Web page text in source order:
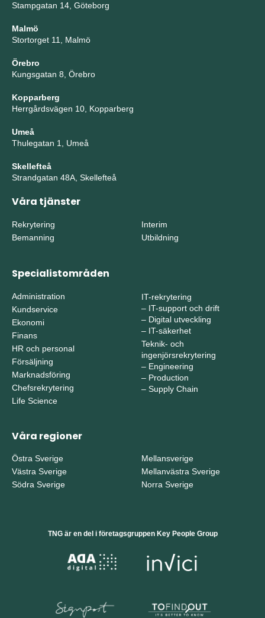
Stampgatan 14, Göteborg
Malmö
Stortorget 11, Malmö
Örebro
Kungsgatan 8, Örebro
Kopparberg
Herrgårdsvägen 10, Kopparberg
Umeå
Thulegatan 1, Umeå
Skellefteå
Strandgatan 48A, Skellefteå
Våra tjänster
Rekrytering
Bemanning
Interim
Utbildning
Specialistområden
Administration
Kundservice
Ekonomi
Finans
HR och personal
Försäljning
Marknadsföring
Chefsrekrytering
Life Science
IT-rekrytering
– IT-support och drift
– Digital utveckling
– IT-säkerhet
Teknik- och
ingenjörsrekrytering
– Engineering
– Production
– Supply Chain
Våra regioner
Östra Sverige
Västra Sverige
Södra Sverige
Mellansverige
Mellanvästra Sverige
Norra Sverige
TNG är en del i företagsgruppen Key People Group